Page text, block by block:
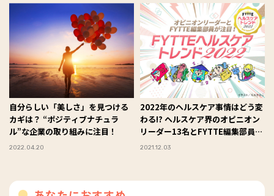
自分らしい「美しさ」を見つける
カギは？ “ポジティブナチュラ
ル”な企業の取り組みに注目！
2022.04.20
2022年のヘルスケア事情はどう変
わる!? ヘルスケア界のオピニオン
リーダー13名とFYTTE編集部員が
注目する「トレンドワード10」を
2021.12.03